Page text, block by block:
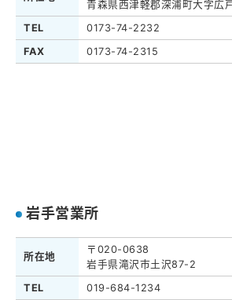
青森県西津軽郡深浦町大字広
TEL
0173-74-2232
FAX
0173-74-2315
岩手営業所
所在地
〒020-0638
岩手県滝沢市土沢87-2
TEL
019-684-1234